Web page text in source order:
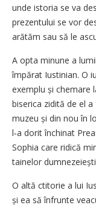
unde istoria se va
prezentului se vor
arătăm sau să le
A opta minune a
împărat Iustinian. O
exemplu și chemare
biserica zidită de el
muzeu și din nou în
l‑a dorit închinat
Sophia care ridică
tainelor
O altă ctitorie a lui
și ea să înfrunte